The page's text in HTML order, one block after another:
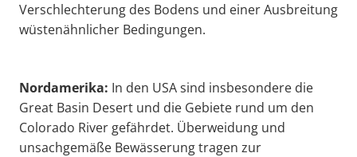
Verschlechterung des Bodens und einer Ausbreitung
wüstenähnlicher Bedingungen.
Nordamerika: In den USA sind insbesondere die
Great Basin Desert und die Gebiete rund um den
Colorado River gefährdet. Überweidung und
unsachgemäße Bewässerung tragen zur